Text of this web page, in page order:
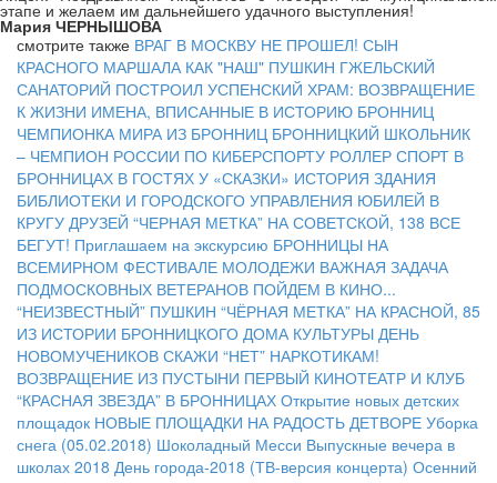
этапе и желаем им дальнейшего удачного выступления!
Мария ЧЕРНЫШОВА
смотрите также ВРАГ В МОСКВУ НЕ ПРОШЕЛ! СЫН
КРАСНОГО МАРШАЛА КАК "НАШ" ПУШКИН ГЖЕЛЬСКИЙ
САНАТОРИЙ ПОСТРОИЛ УСПЕНСКИЙ ХРАМ: ВОЗВРАЩЕНИЕ
К ЖИЗНИ ИМЕНА, ВПИСАННЫЕ В ИСТОРИЮ БРОННИЦ
ЧЕМПИОНКА МИРА ИЗ БРОННИЦ БРОННИЦКИЙ ШКОЛЬНИК
– ЧЕМПИОН РОССИИ ПО КИБЕРСПОРТУ РОЛЛЕР СПОРТ В
БРОННИЦАХ В ГОСТЯХ У «СКАЗКИ» ИСТОРИЯ ЗДАНИЯ
БИБЛИОТЕКИ И ГОРОДСКОГО УПРАВЛЕНИЯ ЮБИЛЕЙ В
КРУГУ ДРУЗЕЙ “ЧЕРНАЯ МЕТКА” НА СОВЕТСКОЙ, 138 ВСЕ
БЕГУТ! Приглашаем на экскурсию БРОННИЦЫ НА
ВСЕМИРНОМ ФЕСТИВАЛЕ МОЛОДЕЖИ ВАЖНАЯ ЗАДАЧА
ПОДМОСКОВНЫХ ВЕТЕРАНОВ ПОЙДЕМ В КИНО...
“НЕИЗВЕСТНЫЙ” ПУШКИН “ЧЁРНАЯ МЕТКА” НА КРАСНОЙ, 85
ИЗ ИСТОРИИ БРОННИЦКОГО ДОМА КУЛЬТУРЫ ДЕНЬ
НОВОМУЧЕНИКОВ СКАЖИ “НЕТ” НАРКОТИКАМ!
ВОЗВРАЩЕНИЕ ИЗ ПУСТЫНИ ПЕРВЫЙ КИНОТЕАТР И КЛУБ
“КРАСНАЯ ЗВЕЗДА” В БРОННИЦАХ Открытие новых детских
площадок НОВЫЕ ПЛОЩАДКИ НА РАДОСТЬ ДЕТВОРЕ Уборка
снега (05.02.2018) Шоколадный Месси Выпускные вечера в
школах 2018 День города-2018 (ТВ-версия концерта) Осенний